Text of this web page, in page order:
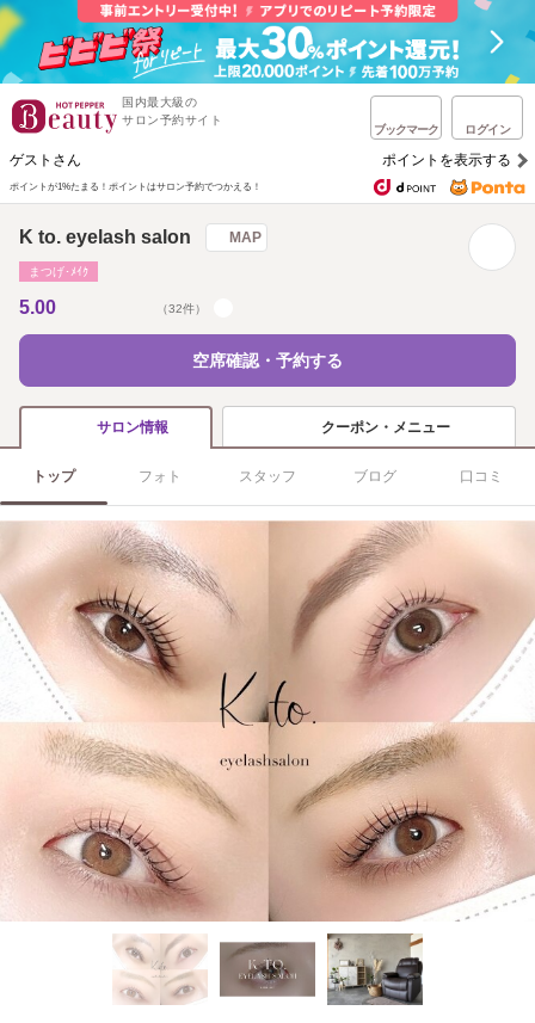
国内最大級の
サロン予約サイト
ブックマーク ログイン
ゲストさん ポイントを表示する
ポイントが1%たまる！ ポイントはサロン予約でつかえる！
K to. eyelash salon MAP
まつげ･ﾒｲｸ
5.00 （32件）
空席確認・予約する
サロン情報 クーポン・メニュー
トップ フォト スタッフ ブログ 口コミ